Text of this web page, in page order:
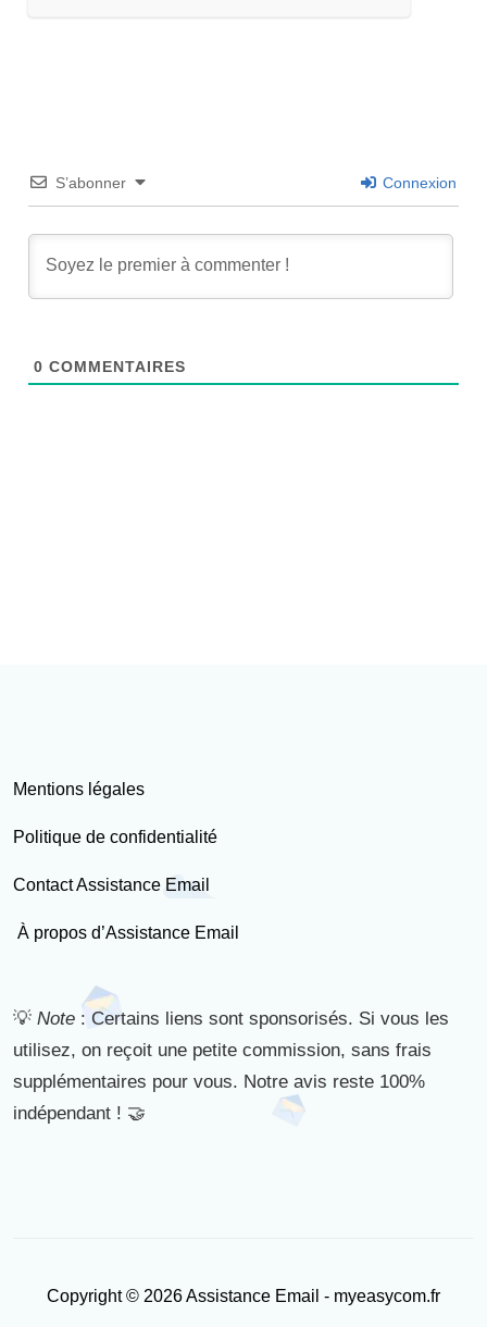
S’abonner Connexion
0 COMMENTAIRES
Mentions légales
Politique de confidentialité
Contact Assistance Email
À propos d’Assistance Email
💡 Note : Certains liens sont sponsorisés. Si vous les
utilisez, on reçoit une petite commission, sans frais
supplémentaires pour vous. Notre avis reste 100%
indépendant ! 🤝
Copyright © 2026 Assistance Email - myeasycom.fr